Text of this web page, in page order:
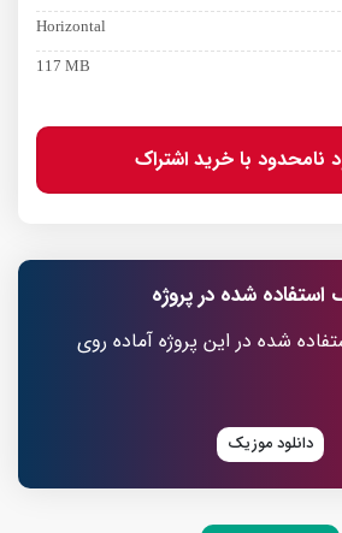
Horizontal
117 MB
نامحدود با خرید اشتراک
استفاده شده در پروژه
شده در این پروژه آماده روی
دانلود موزیک